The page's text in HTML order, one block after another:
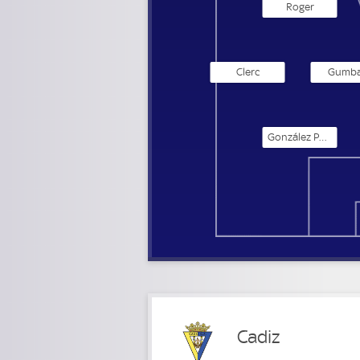
González Polanco
Clerc
Roger
Cadiz